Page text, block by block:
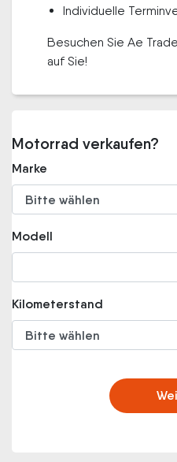
Individuelle
Besuchen Sie Ae
auf Sie!
Motorrad verkaufen?
Marke
Modell
Kilometerstand